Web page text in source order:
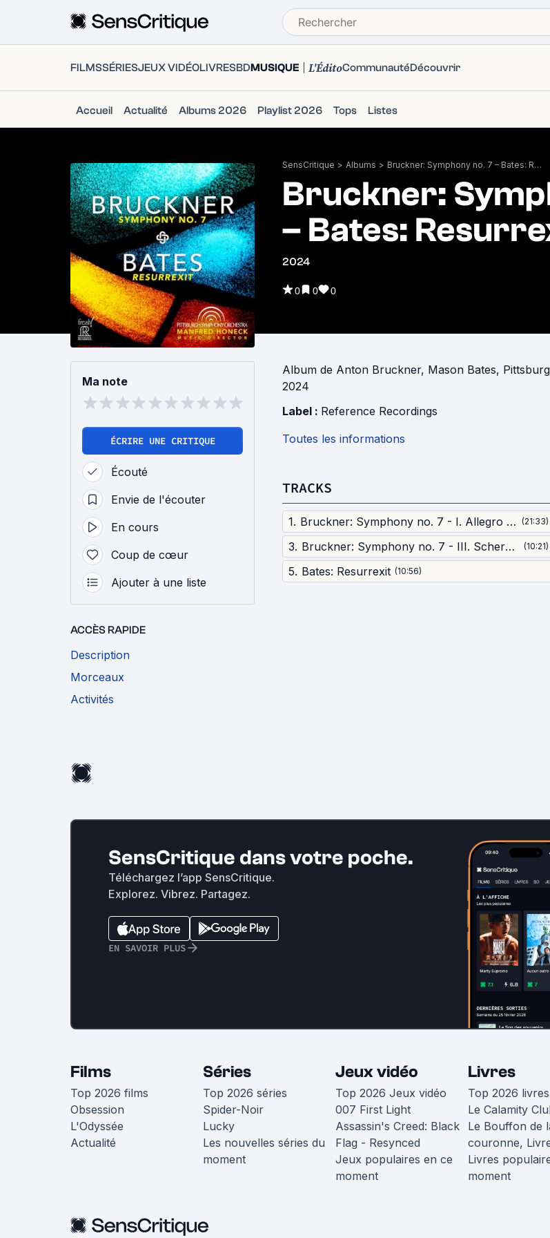
FILMSSÉRIESJEUX VIDÉOLIVRESBDMUSIQUE L'ÉditoCommunautéDécouvrir
Accueil Actualité Albums 2026 Playlist 2026 Tops Listes
SensCritique > Albums > Bruckner: Symphony no. 7 – Bates: Resurrexit
Bruckner:
– Bates:
2024
0 0 0
Ma note
ÉCRIRE UNE CRITIQUE
Écouté
Envie de l'écouter
En cours
Coup de cœur
Ajouter à une liste
ACCÈS RAPIDE
Description
Morceaux
Activités
Album de Anton Bruckner, Mason Bates,
2024
Label : Reference Recordings
Toutes les informations
TRACKS
1. Bruckner: Symphony no. 7 - I. Allegro moderato (21:33)
3. Bruckner: Symphony no. 7 - III. Scherzo - Trio (10:21)
5. Bates: Resurrexit (10:56)
SensCritique dans votre poche.
Téléchargez l’app SensCritique.
Explorez. Vibrez. Partagez.
EN SAVOIR PLUS
Films
Top 2026 films
Obsession
L'Odyssée
Actualité
Séries
Top 2026 séries
Spider-Noir
Lucky
Les nouvelles séries du
moment
Jeux vidéo
Top 2026 Jeux vidéo
007 First Light
Assassin's Creed: Black
Flag - Resynced
Jeux populaires en ce
moment
Livres
Top 2026 livres
Le Calamity
Le Bouffon de
couronne,
Livres
moment